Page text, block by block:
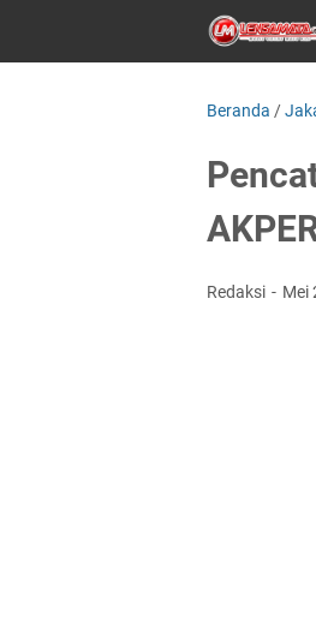
Beranda /
Redaksi Mei